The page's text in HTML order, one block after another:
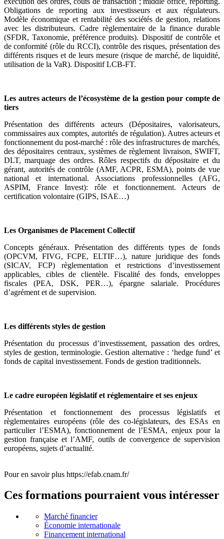
Obligations de reporting aux investisseurs et aux régulateurs.
Modèle économique et rentabilité des sociétés de gestion, relations
avec les distributeurs. Cadre règlementaire de la finance durable
(SFDR, Taxonomie, préférence produits). Dispositif de contrôle et
de conformité (rôle du RCCI), contrôle des risques, présentation des
différents risques et de leurs mesure (risque de marché, de liquidité,
utilisation de la VaR). Dispositif LCB-FT.
Les autres acteurs de l’écosystème de la gestion pour compte de
tiers
Présentation des différents acteurs (Dépositaires, valorisateurs,
commissaires aux comptes, autorités de régulation). Autres acteurs et
fonctionnement du post-marché : rôle des infrastructures de marchés,
des dépositaires centraux, systèmes de règlement livraison, SWIFT,
DLT, marquage des ordres. Rôles respectifs du dépositaire et du
gérant, autorités de contrôle (AMF, ACPR, ESMA), points de vue
national et international. Associations professionnelles (AFG,
ASPIM, France Invest): rôle et fonctionnement. Acteurs de
certification volontaire (GIPS, ISAE…)
Les Organismes de Placement Collectif
Concepts généraux. Présentation des différents types de fonds
(OPCVM, FIVG, FCPE, ELTIF…), nature juridique des fonds
(SICAV, FCP) règlementation et restrictions d’investissement
applicables, cibles de clientèle. Fiscalité des fonds, enveloppes
fiscales (PEA, DSK, PER…), épargne salariale. Procédures
d’agrément et de supervision.
Les différents styles de gestion
Présentation du processus d’investissement, passation des ordres,
styles de gestion, terminologie. Gestion alternative : ‘hedge fund’ et
fonds de capital investissement. Fonds de gestion traditionnels.
Le cadre européen législatif et réglementaire et ses enjeux
Présentation et fonctionnement des processus législatifs et
règlementaires européens (rôle des co-législateurs, des ESAs en
particulier l’ESMA), fonctionnement de l’ESMA, enjeux pour la
gestion française et l’AMF, outils de convergence de supervision
européens, sujets d’actualité.
Pour en savoir plus https://efab.cnam.fr/
Ces formations pourraient vous intéresser
Marché financier
Économie internationale
Financement international